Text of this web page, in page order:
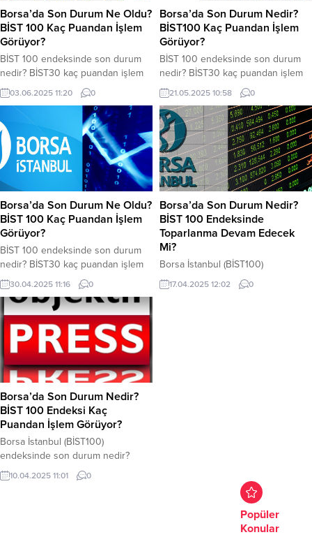
8 şahıs hakkında gözaltı kararı
verildi.
telafi ediyor. BİST 100 endeksi
haftaya pozitif başlamıştı. BİST 100
endeksi bugün...
Borsa’da Son Durum Ne Oldu?
BİST 100 Kaç Puandan İşlem
Görüyor?
BİST 100 endeksinde son durum
nedir? BİST30 kaç puandan işlem
görüyor? işte detaylar… Borsa
İstanbul’da (BİST) güne yükselişle
başladı. Endeksler de pozitif
hareketlilik devam ediyor. Dün
günü 9.008 puandan kapatan
BİST100 endeksi bugün 9.077
puandan işlem görmeye başladı.
Saat 11.15 itibariyle BİST100 endeksi
9.246 puandan, BİST30 endeksi
ise 10.272 puandan...
03.06.2025 11:20 0
Borsa’da Son Durum Nedir?
BİST100 Kaç Puandan İşlem
Görüyor?
BİST 100 endeksinde son durum
nedir? BİST30 kaç puandan işlem
görüyor? işte detaylar… Ticaret
savaşlarının etkisiyle borsada
düşüşler devam ediyor. ABD-ÇİN
rekabetinin etkisiyle uluslararası
piyasalardaki güvensizlik devam
ediyor. Yatırımcılar vadeli hisse
senedinden çıkış yapmaya devam
ediyor. Dün günü 9.514 puandan
kapatan BİST100 endeksi bugün
9.494 puandan işlem görmeye
başladı. Saat...
21.05.2025 10:58 0
Borsa’da Son Durum Ne Oldu?
BİST 100 Kaç Puandan İşlem
Görüyor?
BİST 100 endeksinde son durum
nedir? BİST30 kaç puandan işlem
görüyor? işte detaylar… Borsa
İstanbul’da (BİST) düşüş devam
ediyor. Ticaret savaşlarının etkisiyle
borsalarda sert düşüşler oldu.
ABD-ÇİN rekabetinin etkisiyle
uluslararası piyasalardaki
güvensizlik devam ediyor.
Yatırımcılar vadeli hisse
senedinden çıkış yapmaya devam
ediyor. Dün günü 9.224 puandan
kapatan BİST100 endeksi bugün...
30.04.2025 11:16 0
Borsa’da Son Durum Nedir?
BİST 100 Endeksinde
Toparlanma Devam Edecek
Mi?
Borsa İstanbul (BİST100)
endeksinde son durum nedir?
BİST30 kaç puandan işlem
17.04.2025 12:02 0
Borsa’da Son Durum Nedir?
BİST 100 Endeksi Kaç
Puandan İşlem Görüyor?
Borsa İstanbul (BİST100)
endeksinde son durum nedir?
BİST30 kaç puandan işlem
görüyor? işte detaylar… ABD
10.04.2025 11:01 0
Popüler
Konular